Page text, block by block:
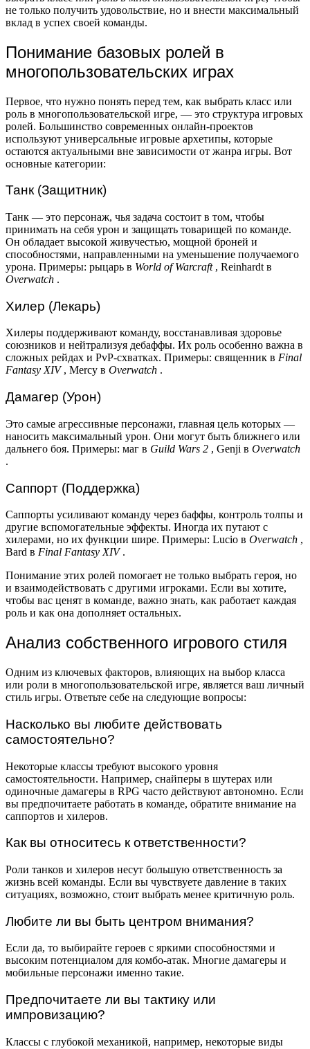
не только получить удовольствие, но и внести максимальный
вклад в успех своей команды.
Понимание базовых ролей в
многопользовательских играх
Первое, что нужно понять перед тем, как выбрать класс или
роль в многопользовательской игре, — это структура игровых
ролей. Большинство современных онлайн-проектов
используют универсальные игровые архетипы, которые
остаются актуальными вне зависимости от жанра игры. Вот
основные категории:
Танк (Защитник)
Танк — это персонаж, чья задача состоит в том, чтобы
принимать на себя урон и защищать товарищей по команде.
Он обладает высокой живучестью, мощной броней и
способностями, направленными на уменьшение получаемого
урона. Примеры: рыцарь в World of Warcraft , Reinhardt в
Overwatch .
Хилер (Лекарь)
Хилеры поддерживают команду, восстанавливая здоровье
союзников и нейтрализуя дебаффы. Их роль особенно важна в
сложных рейдах и PvP-схватках. Примеры: священник в Final
Fantasy XIV, Mercy в Overwatch .
Дамагер (Урон)
Это самые агрессивные персонажи, главная цель которых —
наносить максимальный урон. Они могут быть ближнего или
дальнего боя. Примеры: маг в Guild Wars 2 , Genji в Overwatch
.
Саппорт (Поддержка)
Саппорты усиливают команду через баффы, контроль толпы и
другие вспомогательные эффекты. Иногда их путают с
хилерами, но их функции шире. Примеры: Lucio в Overwatch ,
Bard в Final Fantasy XIV.
Понимание этих ролей помогает не только выбрать героя, но
и взаимодействовать с другими игроками. Если вы хотите,
чтобы вас ценят в команде, важно знать, как работает каждая
роль и как она дополняет остальных.
Анализ собственного игрового стиля
Одним из ключевых факторов, влияющих на выбор класса
или роли в многопользовательской игре, является ваш личный
стиль игры. Ответьте себе на следующие вопросы:
Насколько вы любите действовать
самостоятельно?
Некоторые классы требуют высокого уровня
самостоятельности. Например, снайперы в шутерах или
одиночные дамагеры в RPG часто действуют автономно. Если
вы предпочитаете работать в команде, обратите внимание на
саппортов и хилеров.
Как вы относитесь к ответственности?
Роли танков и хилеров несут большую ответственность за
жизнь всей команды. Если вы чувствуете давление в таких
ситуациях, возможно, стоит выбрать менее критичную роль.
Любите ли вы быть центром внимания?
Если да, то выбирайте героев с яркими способностями и
высоким потенциалом для комбо-атак. Многие дамагеры и
мобильные персонажи именно такие.
Предпочитаете ли вы тактику или
импровизацию?
Классы с глубокой механикой, например, некоторые виды